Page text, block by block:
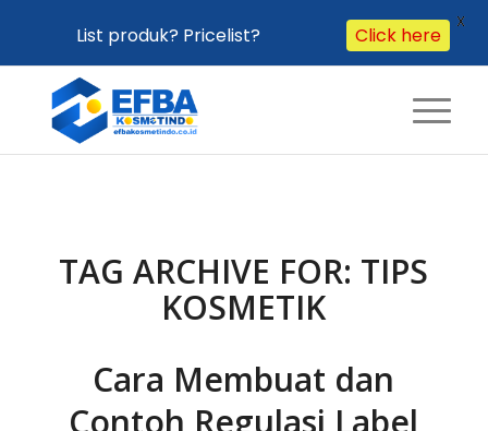
TAG ARCHIVE FOR: TIPS
KOSMETIK
Cara Membuat dan
Contoh Regulasi Label
List produk? Pricelist? Click here
X